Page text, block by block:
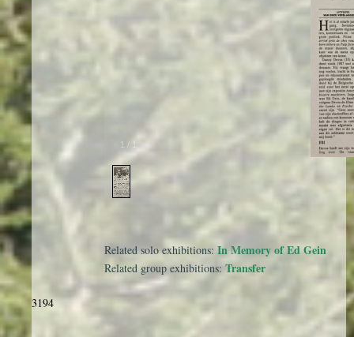
1 /
Related solo exhibitions: In Memory of Ed Gein
Related group exhibitions: Transfer
3194